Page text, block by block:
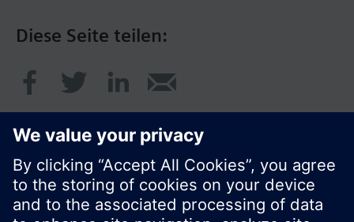
Diese Seite teilen: